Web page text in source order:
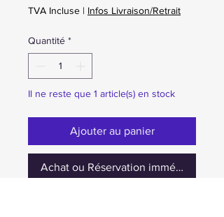
TVA Incluse | Infos Livraison/Retrait
Quantité *
Il ne reste que 1 article(s) en stock
Ajouter au panier
Achat ou Réservation immédiate